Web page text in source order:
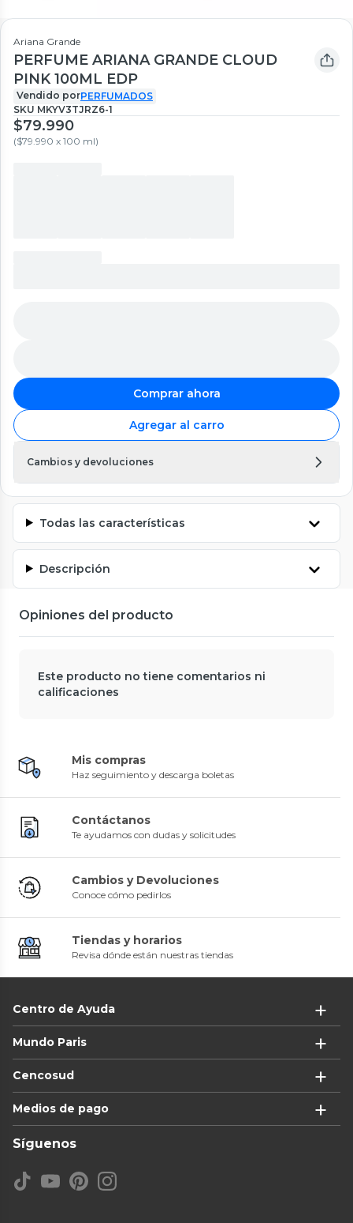
Ariana Grande
PERFUME ARIANA GRANDE CLOUD
PINK 100ML EDP
Vendido porPERFUMADOS
SKU MKYV3TJRZ6-1
$79.990
($79.990 x 100 ml)
Comprar ahora
Agregar al carro
Cambios y devoluciones
Todas las características
Descripción
Opiniones del producto
Este producto no tiene comentarios ni
calificaciones
Mis compras
Haz seguimiento y descarga boletas
Contáctanos
Te ayudamos con dudas y solicitudes
Cambios y Devoluciones
Conoce cómo pedirlos
Tiendas y horarios
Revisa dónde están nuestras tiendas
Centro de Ayuda
Mundo Paris
Cencosud
Medios de pago
Síguenos